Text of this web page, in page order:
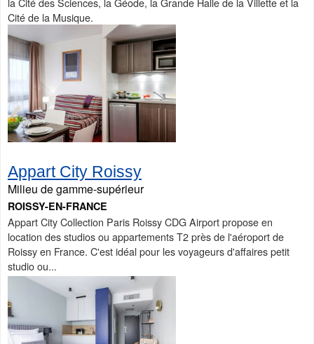
Cité de la Musique.
Appart City Roissy
Milieu de gamme-supérieur
ROISSY-EN-FRANCE
Appart City Collection Paris Roissy CDG Airport propose en
location des studios ou appartements T2 près de l'aéroport de
Roissy en France. C'est idéal pour les voyageurs d'affaires petit
studio ou...